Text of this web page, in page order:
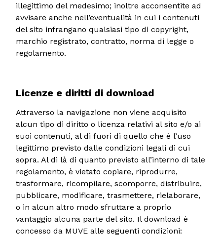
illegittimo del medesimo; inoltre acconsentite ad
avvisare anche nell’eventualità in cui i contenuti
del sito infrangano qualsiasi tipo di copyright,
marchio registrato, contratto, norma di legge o
regolamento.
Licenze e diritti di download
Attraverso la navigazione non viene acquisito
alcun tipo di diritto o licenza relativi al sito e/o ai
suoi contenuti, al di fuori di quello che è l’uso
legittimo previsto dalle condizioni legali di cui
sopra. Al di là di quanto previsto all’interno di tale
regolamento, è vietato copiare, riprodurre,
trasformare, ricompilare, scomporre, distribuire,
pubblicare, modificare, trasmettere, rielaborare,
o in alcun altro modo sfruttare a proprio
vantaggio alcuna parte del sito. Il download è
concesso da MUVE alle seguenti condizioni: